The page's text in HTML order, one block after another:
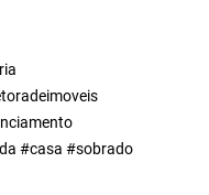
#casa #sobrado